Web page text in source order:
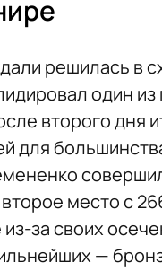
решилась в
один
второго дня
для
место с
за своих
—